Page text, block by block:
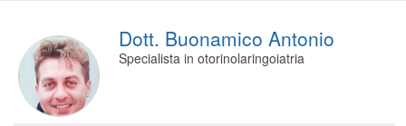
Per gli specialisti
Prenotazioni online
Planner e rubrica in cloud
Dott. Buonamico Antonio
Specialista in otorinolaringoiatria